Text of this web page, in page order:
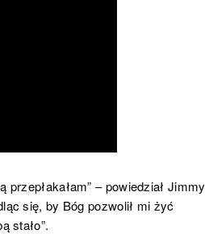
przepłakałam” – powiedział Jimmy
się, by Bóg pozwolił mi żyć
stało”.